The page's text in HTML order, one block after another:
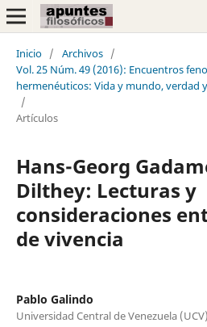
Inicio / Archivos /
Vol. 25 Núm. 49 (2016): Encuentros
hermenéuticos: Vida y mundo, verdad
/
Artículos
Hans-Georg
Dilthey: Lecturas y
consideraciones
de vivencia
Pablo Galindo
Universidad Central de Venezuela (UCV)